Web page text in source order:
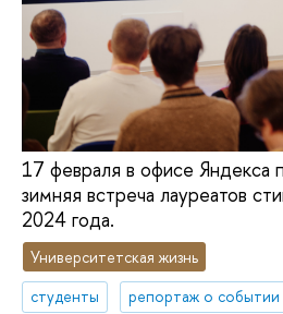
17 февраля в офисе Яндекса
зимняя встреча лауреатов
2024 года.
Университетская жизнь
студенты
репортаж о событии